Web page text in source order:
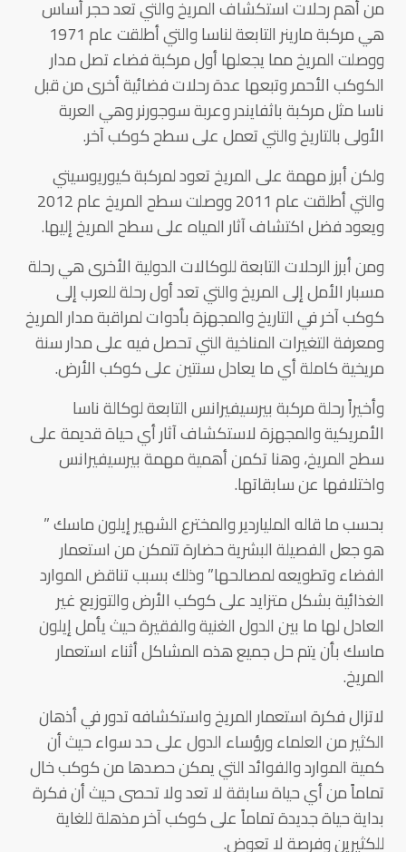
من أهم رحلات استكشاف المريخ والتي تعد حجر أساس
هي مركبة مارينر التابعة لناسا والتي أطلقت عام 1971
ووصلت المريخ مما يجعلها أول مركبة فضاء تصل مدار
الكوكب الأحمر وتبعها عدة رحلات فضائية أخرى من قبل
ناسا مثل مركبة باثفايندر وعربة سوجورنر وهي العربة
الأولى بالتاريخ والتي تعمل على سطح كوكب آخر.
ولكن أبرز مهمة على المريخ تعود لمركبة كيوريوسيتي
والتي أطلقت عام 2011 ووصلت سطح المريخ عام 2012
ويعود فضل اكتشاف آثار المياه على سطح المريخ إليها.
ومن أبرز الرحلات التابعة للوكالات الدولية الأخرى هي رحلة
مسبار الأمل إلى المريخ والتي تعد أول رحلة للعرب إلى
كوكب آخر في التاريخ والمجهزة بأدوات لمراقبة مدار المريخ
ومعرفة التغيرات المناخية التي تحصل فيه على مدار سنة
مريخية كاملة أي ما يعادل سنتين على كوكب الأرض.
وأخيراً رحلة مركبة بيرسيفيرانس التابعة لوكالة ناسا
الأمريكية والمجهزة لاستكشاف آثار أي حياة قديمة على
سطح المريخ، وهنا تكمن أهمية مهمة بيرسيفيرانس
واختلافها عن سابقاتها.
بحسب ما قاله الملياردير والمخترع الشهير إيلون ماسك ”
هو جعل الفصيلة البشرية حضارة تتمكن من استعمار
الفضاء وتطويعه لمصالحها” وذلك بسبب تناقض الموارد
الغذائية بشكل متزايد على كوكب الأرض والتوزيع غير
العادل لها ما بين الدول الغنية والفقيرة حيث يأمل إيلون
ماسك بأن يتم حل جميع هذه المشاكل أثناء استعمار
المريخ.
لاتزال فكرة استعمار المريخ واستكشافه تدور في أذهان
الكثير من العلماء ورؤساء الدول على حد سواء حيث أن
كمية الموارد والفوائد التي يمكن حصدها من كوكب خال
تماماً من أي حياة سابقة لا تعد ولا تحصى حيث أن فكرة
بداية حياة جديدة تماماً على كوكب آخر مذهلة للغاية
للكثيرين وفرصة لا تعوض.